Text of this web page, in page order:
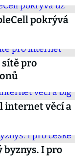
pokrývá
sítě pro
internet věcí a
I pro